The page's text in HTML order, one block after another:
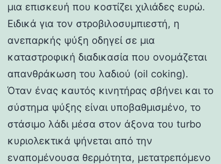
μια επισκευή που κοστίζει χιλιάδες ευρώ.
Ειδικά για τον στροβιλοσυμπιεστή, η
ανεπαρκής ψύξη οδηγεί σε μια
καταστροφική διαδικασία που ονομάζεται
απανθράκωση του λαδιού (oil coking).
Όταν ένας καυτός κινητήρας σβήνει και το
σύστημα ψύξης είναι υποβαθμισμένο, το
στάσιμο λάδι μέσα στον άξονα του turbo
κυριολεκτικά ψήνεται από την
εναπομένουσα θερμότητα, μετατρεπόμενο